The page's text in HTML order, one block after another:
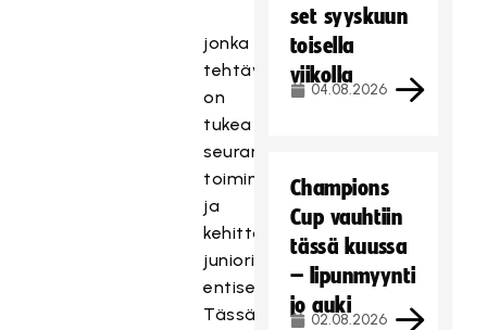
jonka
tehtävänä
on
tukea
seuran
toimintaa
ja
kehittää
junioritoimintaa
entisestään.
Tässä
set syyskuun
toisella
viikolla
04.08.2026
Champions
Cup vauhtiin
tässä kuussa
– lipunmyynti
jo auki
02.08.2026